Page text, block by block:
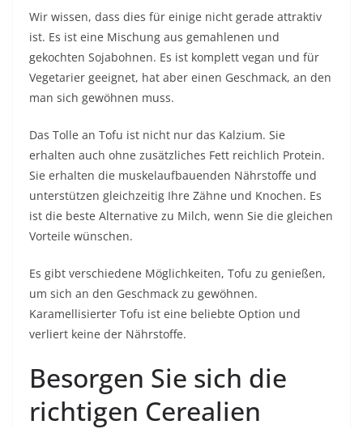
Wir wissen, dass dies für einige nicht gerade attraktiv
ist. Es ist eine Mischung aus gemahlenen und
gekochten Sojabohnen. Es ist komplett vegan und für
Vegetarier geeignet, hat aber einen Geschmack, an den
man sich gewöhnen muss.
Das Tolle an Tofu ist nicht nur das Kalzium. Sie
erhalten auch ohne zusätzliches Fett reichlich Protein.
Sie erhalten die muskelaufbauenden Nährstoffe und
unterstützen gleichzeitig Ihre Zähne und Knochen. Es
ist die beste Alternative zu Milch, wenn Sie die gleichen
Vorteile wünschen.
Es gibt verschiedene Möglichkeiten, Tofu zu genießen,
um sich an den Geschmack zu gewöhnen.
Karamellisierter Tofu ist eine beliebte Option und
verliert keine der Nährstoffe.
Besorgen Sie sich die
richtigen Cerealien